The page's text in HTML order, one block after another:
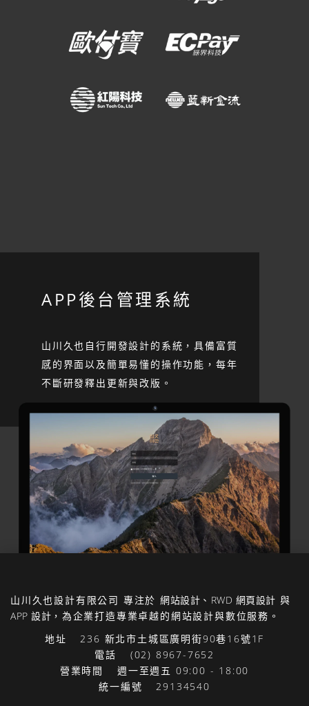
APP後台管理系統
山川久也自行開發設計的系統，具備富質
感的界面以及簡單易懂的操作功能，每年
不斷研發釋出更新與改版。
山川久也設計有限公司 專注於網站設計 、 RWD 網頁設計 與
APP 設計 ，為企業打造專業卓越的網站設計與數位服務。
地址
236 新北市土城區廣明街90巷16號1F
電話
(02) 8967-7652
營業時間
週一至週五 09:00 - 18:00
統一編號
29134540